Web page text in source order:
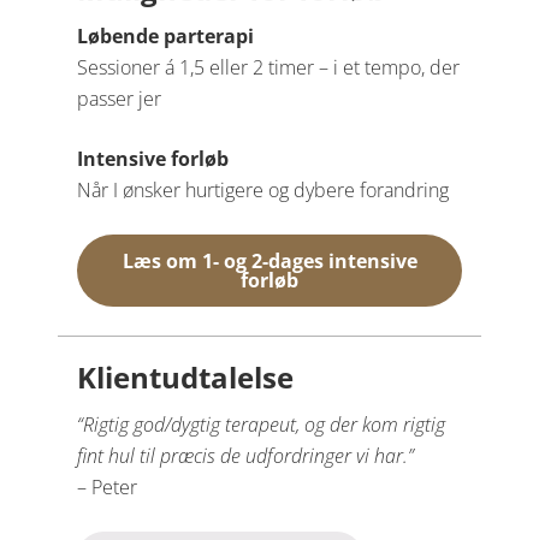
Løbende parterapi
Sessioner á 1,5 eller 2 timer – i et tempo, der
passer jer
Intensive forløb
Når I ønsker hurtigere og dybere forandring
Læs om 1- og 2-dages intensive
forløb
Klientudtalelse
“Rigtig god/dygtig terapeut, og der kom rigtig
fint hul til præcis de udfordringer vi har.”
– Peter